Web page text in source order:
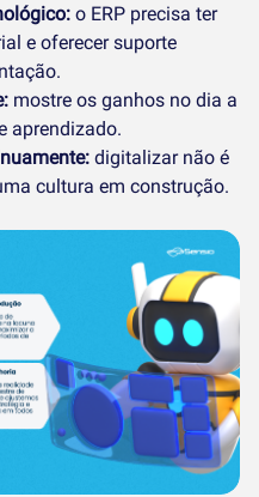
o ERP precisa ter
e oferecer suporte
mostre os ganhos no dia a
aprendizado.
digitalizar não é
cultura em construção.